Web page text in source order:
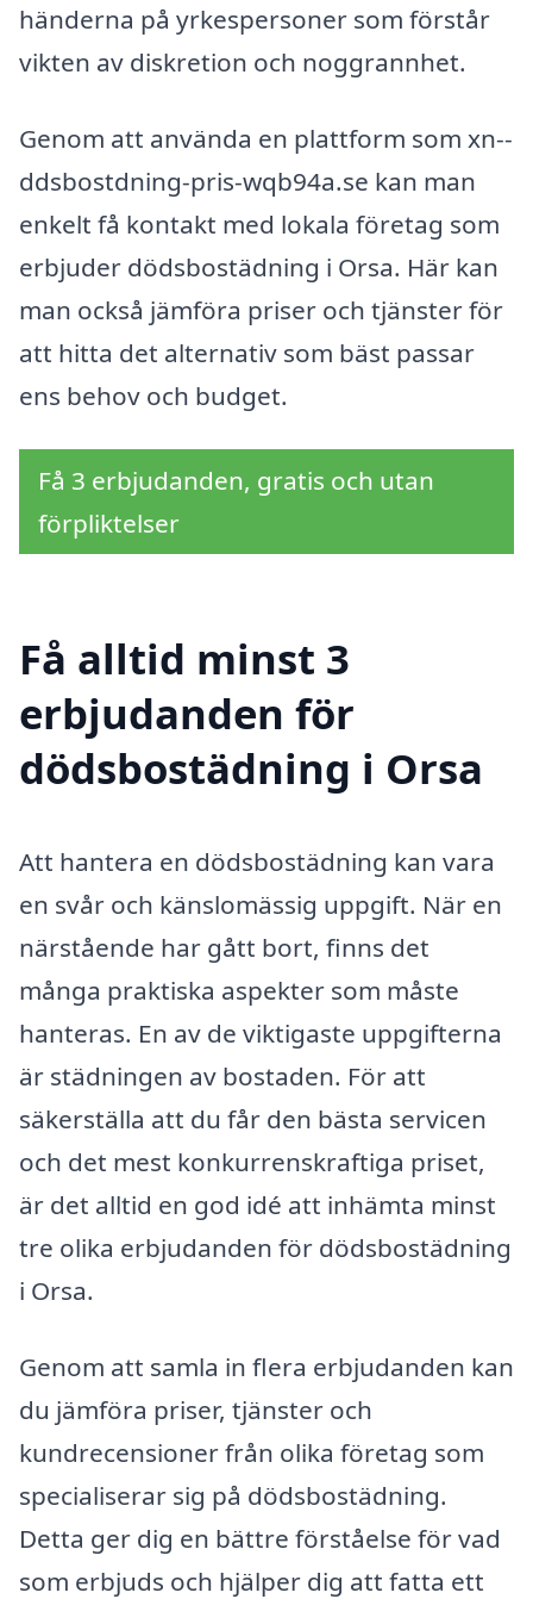
händerna på yrkespersoner som förstår
vikten av diskretion och noggrannhet.
Genom att använda en plattform som xn--
ddsbostdning-pris-wqb94a.se kan man
enkelt få kontakt med lokala företag som
erbjuder dödsbostädning i Orsa. Här kan
man också jämföra priser och tjänster för
att hitta det alternativ som bäst passar
ens behov och budget.
Få 3 erbjudanden, gratis och utan
förpliktelser
Få alltid minst 3
erbjudanden för
dödsbostädning i Orsa
Att hantera en dödsbostädning kan vara
en svår och känslomässig uppgift. När en
närstående har gått bort, finns det
många praktiska aspekter som måste
hanteras. En av de viktigaste uppgifterna
är städningen av bostaden. För att
säkerställa att du får den bästa servicen
och det mest konkurrenskraftiga priset,
är det alltid en god idé att inhämta minst
tre olika erbjudanden för dödsbostädning
i Orsa.
Genom att samla in flera erbjudanden kan
du jämföra priser, tjänster och
kundrecensioner från olika företag som
specialiserar sig på dödsbostädning.
Detta ger dig en bättre förståelse för vad
som erbjuds och hjälper dig att fatta ett